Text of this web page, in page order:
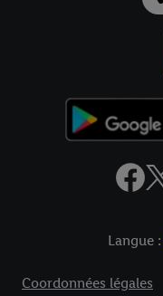
Langue :
Coordonnées légales